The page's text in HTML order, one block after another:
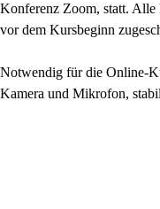
Konferenz Zoom, statt. Alle
vor dem Kursbeginn
Notwendig für die Online-
Kamera und Mikrofon,